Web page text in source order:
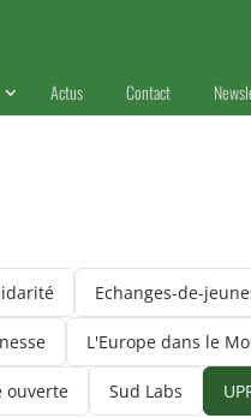
Actus Contact
Echanges-de-
L'Europe dans le
ouverte Sud Labs